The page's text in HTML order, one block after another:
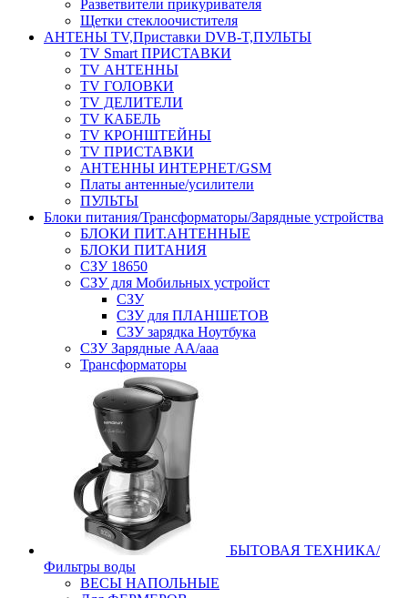
Разветвители прикуривателя
Щетки стеклоочистителя
АНТЕНЫ ТV,Приставки DVB-T,ПУЛЬТЫ
TV Smart ПРИСТАВКИ
TV АНТЕННЫ
TV ГОЛОВКИ
TV ДЕЛИТЕЛИ
TV КАБЕЛЬ
TV КРОНШТЕЙНЫ
TV ПРИСТАВКИ
АНТЕННЫ ИНТЕРНЕТ/GSM
Платы антенные/усилители
ПУЛЬТЫ
Блоки питания/Трансформаторы/Зарядные устройства
БЛОКИ ПИТ.АНТЕННЫЕ
БЛОКИ ПИТАНИЯ
СЗУ 18650
СЗУ для Мобильных устройст
СЗУ
СЗУ для ПЛАНШЕТОВ
СЗУ зарядка Ноутбука
СЗУ Зарядные АА/ааа
Трансформаторы
БЫТОВАЯ ТЕХНИКА/
Фильтры воды
ВЕСЫ НАПОЛЬНЫЕ